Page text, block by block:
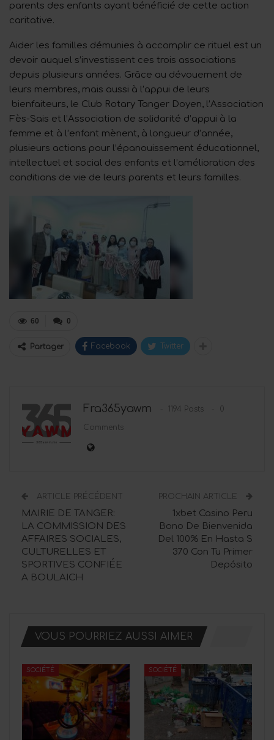
parents des enfants ayant bénéficié de cette action
caritative.
Aider les familles démunies à accomplir ce rituel est un
devoir auquel s’investissent ces trois associations
depuis plusieurs années. Grâce au dévouement de
leurs membres, mais aussi à l’appui de leurs
bienfaiteurs, le Club Rotary Tanger Doyen, l’Association
Fès-Sais et l’Association de solidarité d’appui à la
femme et à l’enfant mènent, à longueur d’année,
plusieurs actions pour l’épanouissement éducationnel,
intellectuel et social des enfants et l’amélioration des
conditions de vie de leurs parents et leurs familles.
0
60
Partager Facebook Twitter
Fra365yawm 1194 Posts 0
Comments
ARTICLE PRÉCÉDENT
MAIRIE DE TANGER:
LA COMMISSION DES
AFFAIRES SOCIALES,
CULTURELLES ET
SPORTIVES CONFIÉE
A BOULAICH
PROCHAIN ARTICLE
1xbet Casino Peru
Bono De Bienvenida
Del 100% En Hasta S
370 Con Tu Primer
Depósito
VOUS POURRIEZ AUSSI AIMER
SOCIÉTÉ SOCIÉTÉ